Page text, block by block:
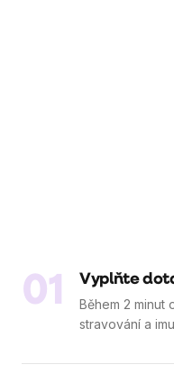
01 Vyplňte
Během 2
stravování a